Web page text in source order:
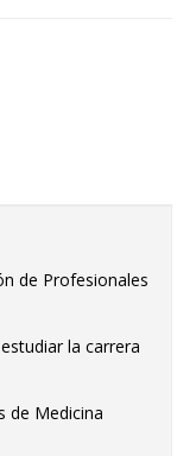
de Profesionales
la carrera
de Medicina